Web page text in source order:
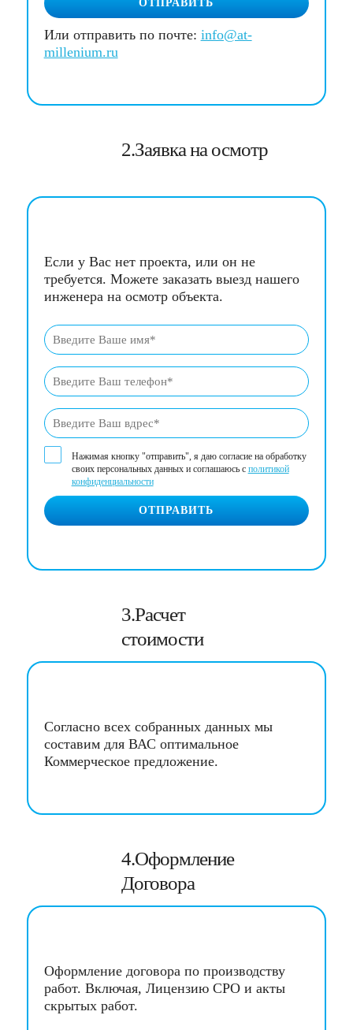
ОТПРАВИТЬ
Или отправить по почте: info@at-
millenium.ru
2.Заявка на осмотр
Если у Вас нет проекта, или он не
требуется. Можете заказать выезд нашего
инженера на осмотр объекта.
Нажимая кнопку "отправить", я даю согласие на обработку
своих персональных данных и соглашаюсь с политикой
конфиденциальности
ОТПРАВИТЬ
3.Расчет
стоимости
Согласно всех собранных данных мы
составим для ВАС оптимальное
Коммерческое предложение.
4.Оформление
Договора
Оформление договора по производству
работ. Включая, Лицензию СРО и акты
скрытых работ.